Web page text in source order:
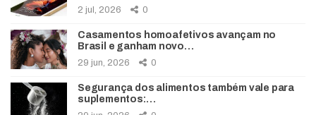
2 jul, 2026 0
Casamentos homoafetivos avançam no
Brasil e ganham novo…
29 jun, 2026 0
Segurança dos alimentos também vale para
suplementos:…